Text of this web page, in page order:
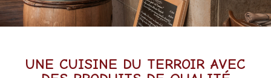
UNE CUISINE DU TERROIR AVEC